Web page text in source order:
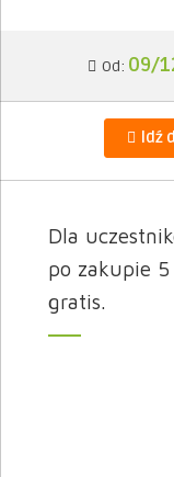
Od: 09/
Idź
Dla
po zakupie
gratis.